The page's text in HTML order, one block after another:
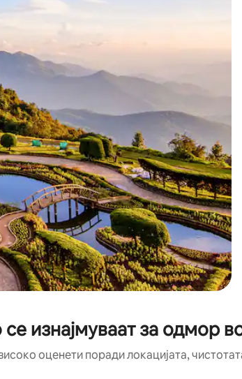
надолу или истражувајте со допирање или со
изнајмуваат за одмор
оценети поради локацијата,